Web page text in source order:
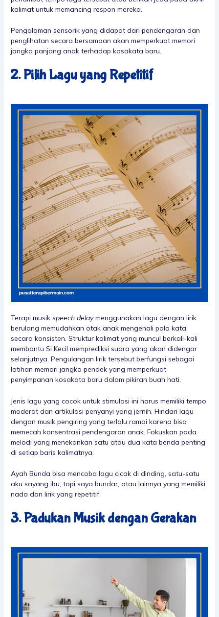
kalimat untuk memancing respon mereka.
Pengalaman sensorik yang didapat dari pendengaran dan
penglihatan secara bersamaan akan memperkuat memori
jangka panjang anak terhadap kosakata baru.
2. Pilih Lagu yang Repetitif
Terapi musik speech delaymenggunakan lagu dengan lirik
berulang memudahkan otak anak mengenali pola kata
secara konsisten. Struktur kalimat yang muncul berkali-kali
membantu Si Kecil memprediksi suara yang akan didengar
selanjutnya. Pengulangan lirik tersebut berfungsi sebagai
latihan memori jangka pendek yang memperkuat
penyimpanan kosakata baru dalam pikiran buah hati.
Jenis lagu yang cocok untuk stimulasi ini harus memiliki tempo
moderat dan artikulasi penyanyi yang jernih. Hindari lagu
dengan musik pengiring yang terlalu ramai karena bisa
memecah konsentrasi pendengaran anak. Fokuskan pada
melodi yang menekankan satu atau dua kata benda penting
di setiap baris kalimatnya.
Ayah Bunda bisa mencoba lagu cicak di dinding, satu-satu
aku sayang ibu, topi saya bundar, atau lainnya yang memiliki
nada dan lirik yang repetitif.
3. Padukan Musik dengan Gerakan